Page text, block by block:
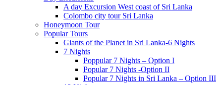
A day Excursion West coast of Sri Lanka
Colombo city tour Sri Lanka
Honeymoon Tour
Popular Tours
Giants of the Planet in Sri Lanka-6 Nights
7 Nights
Poppular 7 Nights – Option I
Popular 7 Nights -Option II
Popular 7 Nights in Sri Lanka – Option III